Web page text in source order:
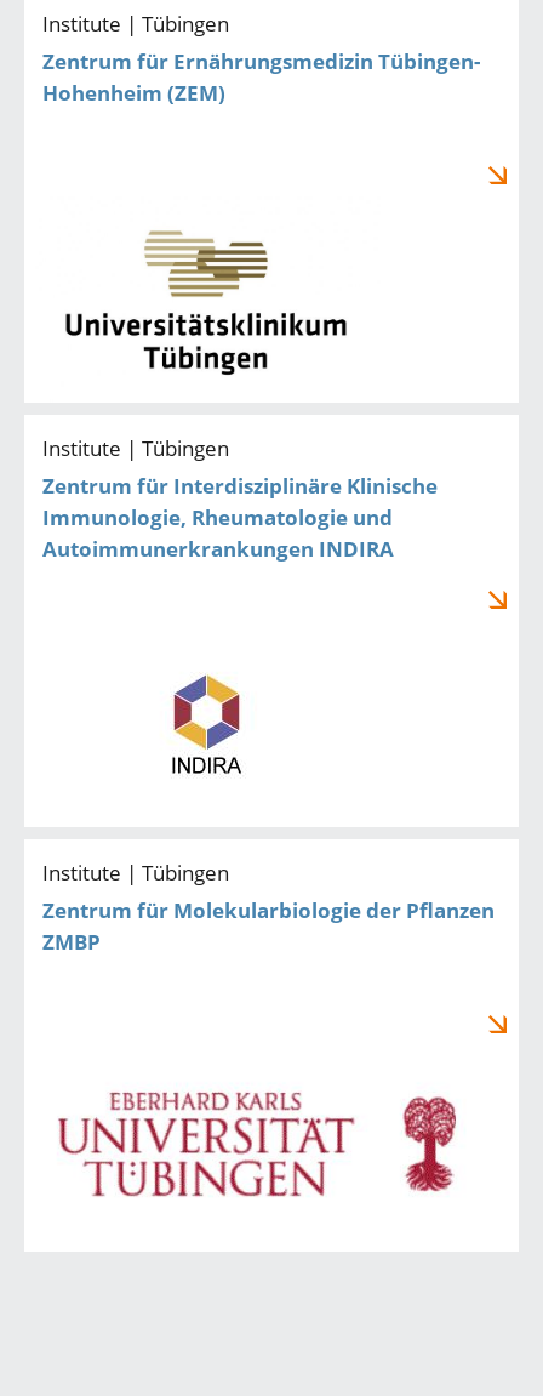
Institute | Tübingen
Zentrum für Ernährungsmedizin Tübingen-
Hohenheim (ZEM)
Institute | Tübingen
Zentrum für Interdisziplinäre Klinische
Immunologie, Rheumatologie und
Autoimmunerkrankungen INDIRA
Institute | Tübingen
Zentrum für Molekularbiologie der Pflanzen
ZMBP